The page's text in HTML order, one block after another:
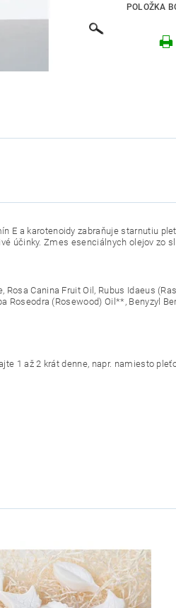
POLOŽKA
E a karotenoidy zabraňuje starnutiu
účinky. Zmes esenciálnych olejov zo
Canina Fruit Oil, Rubus Idaeus
(Rosewood) Oil**, Benyzyl
1 až 2 krát denne, napr. namiesto